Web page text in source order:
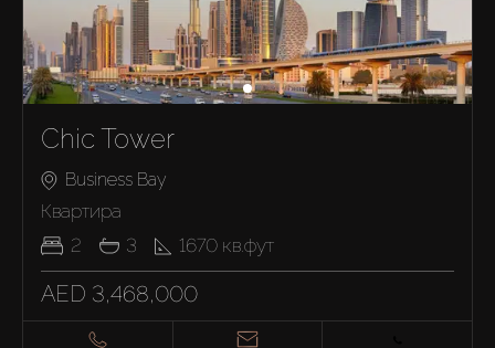
Chic Tower
Business Bay
Квартира
2
3 1670 кв.фут
AED 3,468,000